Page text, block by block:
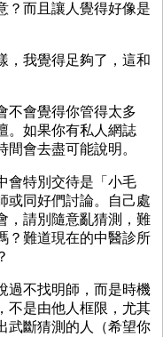
？而且讓人覺得好像是
，我覺得足夠了，這和
不會覺得你管得太多
。如果你有私人網誌
間會去盡可能說明。
會特別交待是「小毛
或同好們討論。自己處
，請別隨意亂猜測，難
？難道現在的中醫診所
過不找明師，而是時機
不是由他人框限，尤其
武斷猜測的人（希望你